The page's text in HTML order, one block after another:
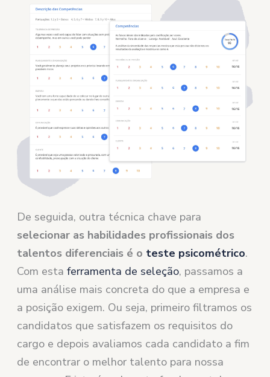
De seguida, outra técnica chave para
selecionar as habilidades profissionais dos
talentos diferenciais é o teste psicométrico.
Com estaferramenta de seleção, passamos a
uma análise mais concreta do que a empresa e
a posição exigem. Ou seja, primeiro filtramos os
candidatos que satisfazem os requisitos do
cargo e depois avaliamos cada candidato a fim
de encontrar o melhor talento para nossa